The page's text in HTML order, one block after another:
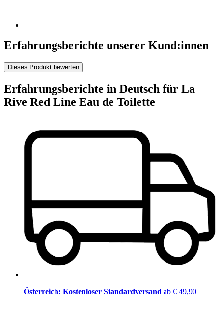
Erfahrungsberichte unserer Kund:innen
Dieses Produkt bewerten
Erfahrungsberichte in Deutsch für La
Rive Red Line Eau de Toilette
Österreich: Kostenloser Standardversand ab € 49,90